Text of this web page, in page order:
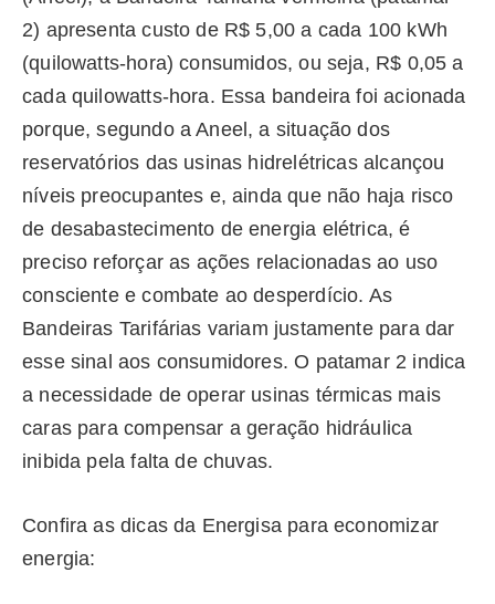
2) apresenta custo de R$ 5,00 a cada 100 kWh
(quilowatts-hora) consumidos, ou seja, R$ 0,05 a
cada quilowatts-hora. Essa bandeira foi acionada
porque, segundo a Aneel, a situação dos
reservatórios das usinas hidrelétricas alcançou
níveis preocupantes e, ainda que não haja risco
de desabastecimento de energia elétrica, é
preciso reforçar as ações relacionadas ao uso
consciente e combate ao desperdício. As
Bandeiras Tarifárias variam justamente para dar
esse sinal aos consumidores. O patamar 2 indica
a necessidade de operar usinas térmicas mais
caras para compensar a geração hidráulica
inibida pela falta de chuvas.
Confira as dicas da Energisa para economizar
energia: